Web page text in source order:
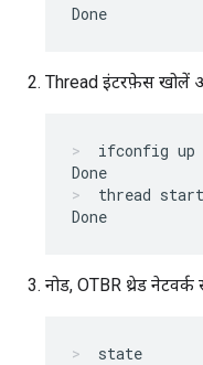
Thread इंटरफ़ेस खोलें
ifconfig up
thread start
नोड, OTBR थ्रेड
state